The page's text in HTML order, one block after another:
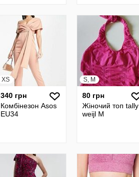
XS
340 грн
Комбінезон Asos
EU34
S, M
80 грн
Жіночий топ tally
weijl M